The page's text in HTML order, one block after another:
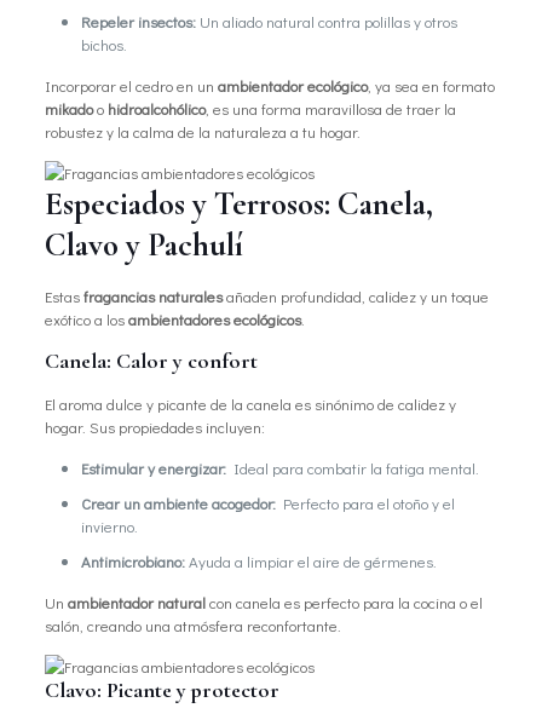
Repeler insectos:Un aliado natural contra polillas y otros
bichos.
Incorporar el cedro en un ambientador ecológico, ya sea en formato
mikadoo hidroalcohólico, es una forma maravillosa de traer la
robustez y la calma de la naturaleza a tu hogar.
Especiados y Terrosos: Canela,
Clavo y Pachulí
Estasfragancias naturalesañaden profundidad, calidez y un toque
exótico a losambientadores ecológicos.
Canela: Calor y confort
El aroma dulce y picante de la canela es sinónimo de calidez y
hogar. Sus propiedades incluyen:
Estimular y energizar:Ideal para combatir la fatiga mental.
Crear un ambiente acogedor:Perfecto para el otoño y el
invierno.
Antimicrobiano:Ayuda a limpiar el aire de gérmenes.
Un ambientador naturalcon canela es perfecto para la cocina o el
salón, creando una atmósfera reconfortante.
Clavo: Picante y protector